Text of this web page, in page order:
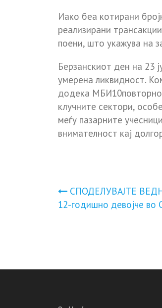
Иако беа котирани
реализирани
поени, што укажува на
Берзанскиот ден на 23
умерена ликвидност.
додека МБИ10
клучните сектори,
меѓу пазарните
внимателност кај
СПОДЕЛУВАЈТЕ
12-годишно девојче во